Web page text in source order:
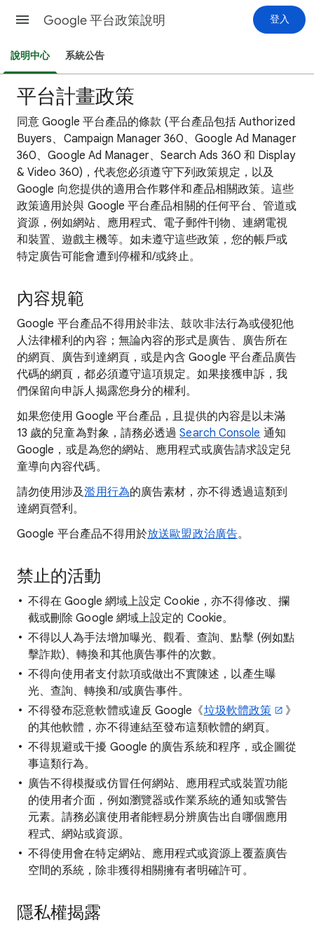
Google 平台政策說明 登入
說明中心 系統公告
平台計畫政策
同意 Google 平台產品的條款 (平台產品包括 Authorized
Buyers、Campaign Manager 360、Google Ad Manager
360、Google Ad Manager、Search Ads 360 和 Display
& Video 360)，代表您必須遵守下列政策規定，以及
Google 向您提供的適用合作夥伴和產品相關政策。這些
政策適用於與 Google 平台產品相關的任何平台、管道或
資源，例如網站、應用程式、電子郵件刊物、連網電視
和裝置、遊戲主機等。如未遵守這些政策，您的帳戶或
特定廣告可能會遭到停權和/或終止。
內容規範
Google 平台產品不得用於非法、鼓吹非法行為或侵犯他
人法律權利的內容；無論內容的形式是廣告、廣告所在
的網頁、廣告到達網頁，或是內含 Google 平台產品廣告
代碼的網頁，都必須遵守這項規定。如果接獲申訴，我
們保留向申訴人揭露您身分的權利。
如果您使用 Google 平台產品，且提供的內容是以未滿
13 歲的兒童為對象，請務必透過Search Console 通知
Google，或是為您的網站、應用程式或廣告請求設定兒
童導向內容代碼。
請勿使用涉及濫用行為的廣告素材，亦不得透過這類到
達網頁營利。
Google 平台產品不得用於放送歐盟政治廣告。
禁止的活動
不得在 Google 網域上設定 Cookie，亦不得修改、攔
截或刪除 Google 網域上設定的 Cookie。
不得以人為手法增加曝光、觀看、查詢、點擊 (例如點
擊詐欺)、轉換和其他廣告事件的次數。
不得向使用者支付款項或做出不實陳述，以產生曝
光、查詢、轉換和/或廣告事件。
不得發布惡意軟體或違反 Google《垃圾軟體政策
》
的其他軟體，亦不得連結至發布這類軟體的網頁。
不得規避或干擾 Google 的廣告系統和程序，或企圖從
事這類行為。
廣告不得模擬或仿冒任何網站、應用程式或裝置功能
的使用者介面，例如瀏覽器或作業系統的通知或警告
元素。請務必讓使用者能輕易分辨廣告出自哪個應用
程式、網站或資源。
不得使用會在特定網站、應用程式或資源上覆蓋廣告
空間的系統，除非獲得相關擁有者明確許可。
隱私權揭露